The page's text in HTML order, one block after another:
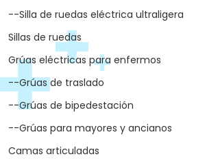
--Silla de ruedas eléctrica ultraligera
Sillas de ruedas
Grúas eléctricas para enfermos
--Grúas de traslado
--Grúas de bipedestación
--Grúas para mayores y ancianos
Camas articuladas